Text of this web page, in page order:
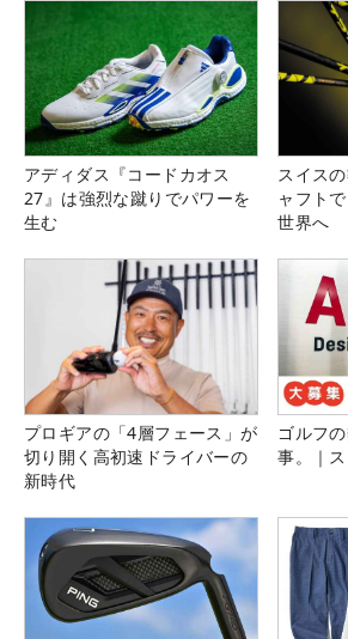
アディダス『コードカオス
27』は強烈な蹴りでパワーを
生む
スイス
ャフト
世界へ
プロギアの「4層フェース」が
切り開く高初速ドライバーの
新時代
ゴルフ
事。｜